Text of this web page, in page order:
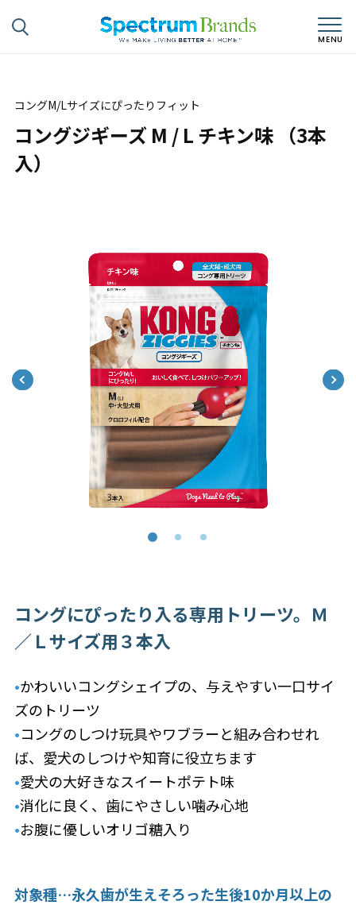
コングM/Lサイズにぴったりフィット
コングジギーズ M / L チキン味 （3本
入）
コングにぴったり入る専用トリーツ。Ｍ
／Ｌサイズ用３本入
•かわいいコングシェイプの、与えやすい一口サイ
ズのトリーツ
•コングのしつけ玩具やワブラーと組み合わせれ
ば、愛犬のしつけや知育に役立ちます
•愛犬の大好きなスイートポテト味
•消化に良く、歯にやさしい噛み心地
•お腹に優しいオリゴ糖入り
対象種…永久歯が生えそろった生後10か月以上の